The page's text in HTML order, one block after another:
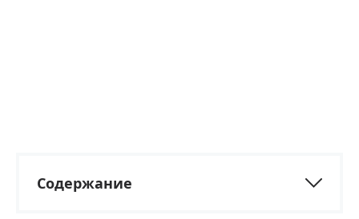
Содержание